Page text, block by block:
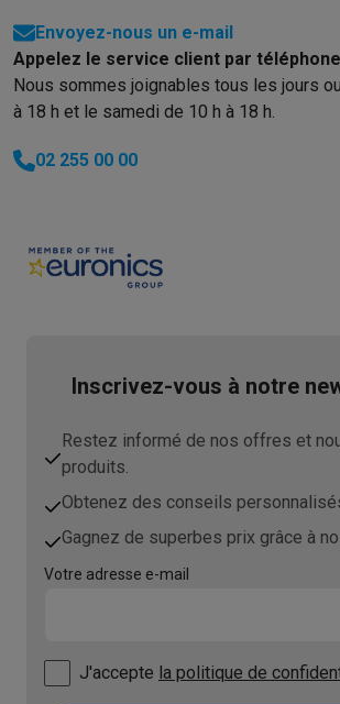
Envoyez-nous un e-mail
Appelez le service client par téléphone
Nous sommes joignables tous les jours
à 18 h et le samedi de 10 h à 18 h.
02 255 00 00
Inscrivez-vous à notre
Restez informé de nos offres et
produits.
Obtenez des conseils
Gagnez de superbes prix grâce à
Votre adresse e-mail
J'accepte la politique de